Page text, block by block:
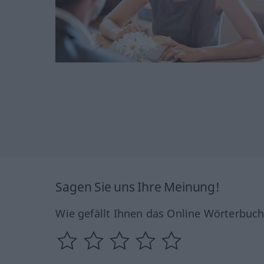
Sagen Sie uns Ihre Meinung!
Wie gefällt Ihnen das Online